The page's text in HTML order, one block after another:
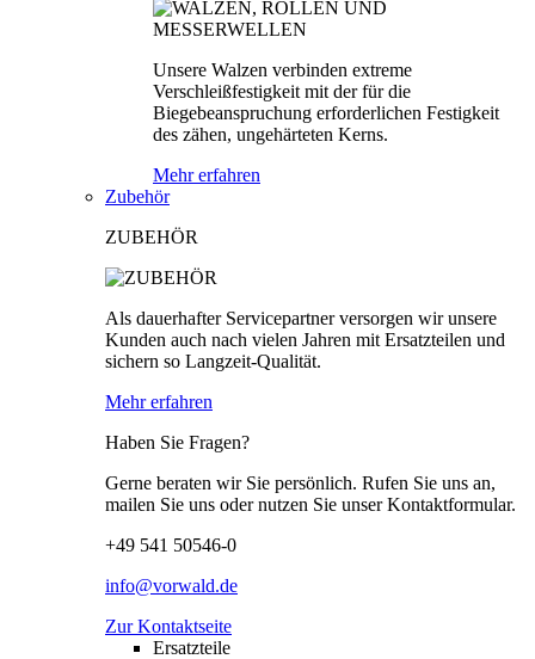
Unsere Walzen verbinden extreme
Verschleißfestigkeit mit der für die
Biegebeanspruchung erforderlichen Festigkeit
des zähen, ungehärteten Kerns.
Mehr erfahren
Zubehör
ZUBEHÖR
Als dauerhafter Servicepartner versorgen wir unsere
Kunden auch nach vielen Jahren mit Ersatzteilen und
sichern so Langzeit-Qualität.
Mehr erfahren
Haben Sie Fragen?
Gerne beraten wir Sie persönlich. Rufen Sie uns an,
mailen Sie uns oder nutzen Sie unser Kontaktformular.
+49 541 50546-0
info@vorwald.de
Zur Kontaktseite
Ersatzteile